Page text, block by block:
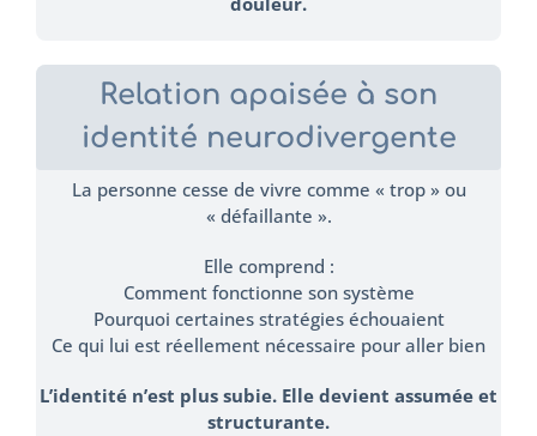
Relation apaisée à son
identité neurodivergente
La personne cesse de vivre comme « trop » ou
« défaillante ».
Elle comprend :
Comment fonctionne son système
Pourquoi certaines stratégies échouaient
Ce qui lui est réellement nécessaire pour aller bien
L’identité n’est plus subie. Elle devient assumée et
structurante.